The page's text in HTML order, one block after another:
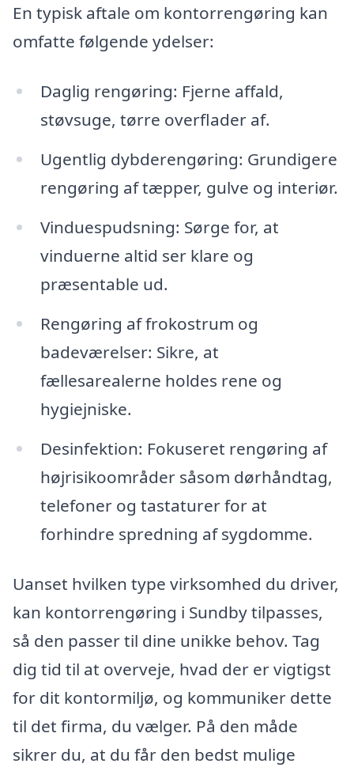
En typisk aftale om kontorrengøring kan
omfatte følgende ydelser:
Daglig rengøring: Fjerne affald,
støvsuge, tørre overflader af.
Ugentlig dybderengøring: Grundigere
rengøring af tæpper, gulve og interiør.
Vinduespudsning: Sørge for, at
vinduerne altid ser klare og
præsentable ud.
Rengøring af frokostrum og
badeværelser: Sikre, at
fællesarealerne holdes rene og
hygiejniske.
Desinfektion: Fokuseret rengøring af
højrisikoområder såsom dørhåndtag,
telefoner og tastaturer for at
forhindre spredning af sygdomme.
Uanset hvilken type virksomhed du driver,
kan kontorrengøring i Sundby tilpasses,
så den passer til dine unikke behov. Tag
dig tid til at overveje, hvad der er vigtigst
for dit kontormiljø, og kommuniker dette
til det firma, du vælger. På den måde
sikrer du, at du får den bedst mulige